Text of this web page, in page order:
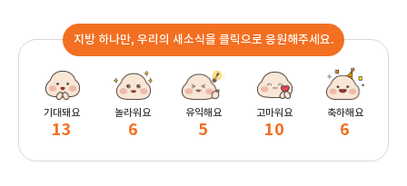
지방 하나만, 우리의 새소식을 클릭으로 응원해주세요.
기대돼요
13
놀라워요
6
유익해요
5
고마워요
10
축하해요
6